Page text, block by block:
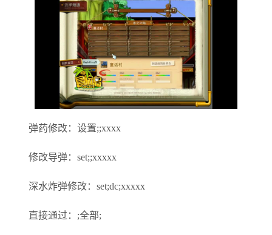
弹药修改：设置;;xxxx
修改导弹：set;;xxxxx
深水炸弹修改：set;dc;xxxxx
直接通过：;全部;